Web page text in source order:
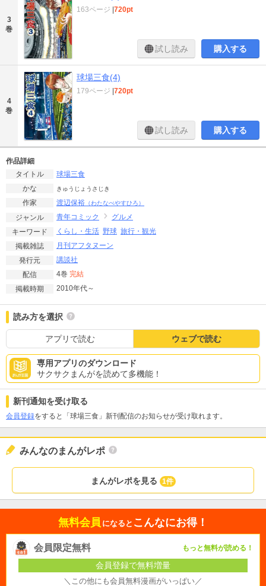
3
巻
163ページ 720pt
試し読み 購入する
4
巻
球場三食(4)
179ページ 720pt
試し読み 購入する
作品詳細
タイトル
球場三食
かな
きゅうじょうさじき
作家 渡辺保裕 （わたなべやすひろ）
ジャンル 青年コミック
グルメ
キーワード
くらし・生活 野球 旅行・観光
掲載雑誌
月刊アフタヌーン
発行元
講談社
配信
4巻 完結
掲載時期
2010年代～
読み方を選択
アプリで読む ウェブで読む
専用アプリのダウンロード
サクサクまんがを読めて多機能！
新刊通知を受け取る
会員登録をすると「球場三食」新刊配信のお知らせが受け取れます。
みんなのまんがレポ
まんがレポを見る 1件
無料会員 になると こんなにお得！
会員限定無料 もっと無料が読める！
会員登録で無料増量
＼この他にも会員無料漫画がいっぱい／